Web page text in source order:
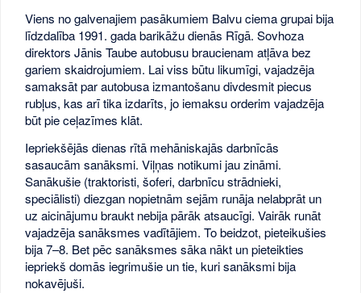
Viens no galvenajiem pasākumiem Balvu ciema grupai bija
līdzdalība 1991. gada barikāžu dienās Rīgā. Sovhoza
direktors Jānis Taube autobusu braucienam atļāva bez
gariem skaidrojumiem. Lai viss būtu likumīgi, vajadzēja
samaksāt par autobusa izmantošanu divdesmit piecus
rubļus, kas arī tika izdarīts, jo iemaksu orderim vajadzēja
būt pie ceļazīmes klāt.
Iepriekšējās dienas rītā mehāniskajās darbnīcās
sasaucām sanāksmi. Viļņas notikumi jau zināmi.
Sanākušie (traktoristi, šoferi, darbnīcu strādnieki,
speciālisti) diezgan nopietnām sejām runāja nelabprāt un
uz aicinājumu braukt nebija pārāk atsaucīgi. Vairāk runāt
vajadzēja sanāksmes vadītājiem. To beidzot, pieteikušies
bija 7–8. Bet pēc sanāksmes sāka nākt un pieteikties
iepriekš domās iegrimušie un tie, kuri sanāksmi bija
nokavējuši.